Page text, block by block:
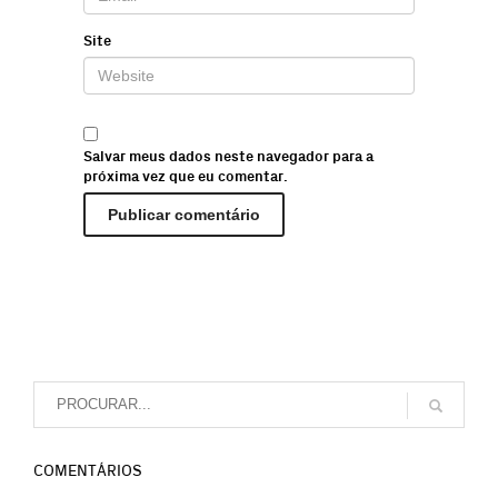
Site
Salvar meus dados neste navegador para a
próxima vez que eu comentar.
COMENTÁRIOS